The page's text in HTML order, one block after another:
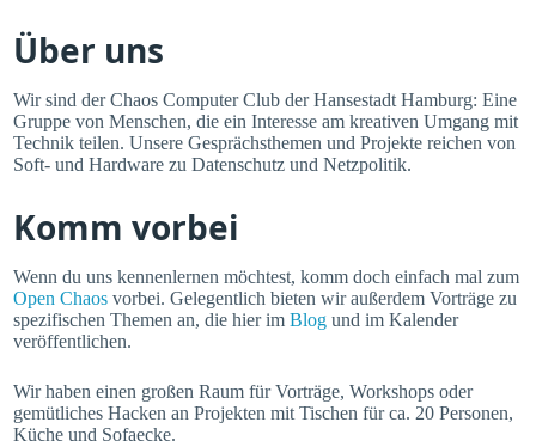
Über uns
Wir sind der Chaos Computer Club der Hansestadt Hamburg: Eine
Gruppe von Menschen, die ein Interesse am kreativen Umgang mit
Technik teilen. Unsere Gesprächsthemen und Projekte reichen von
Soft- und Hardware zu Datenschutz und Netzpolitik.
Komm vorbei
Wenn du uns kennenlernen möchtest, komm doch einfach mal zum
Open Chaos vorbei. Gelegentlich bieten wir außerdem Vorträge zu
spezifischen Themen an, die hier imBlog und im Kalender
veröffentlichen.
Wir haben einen großen Raum für Vorträge, Workshops oder
gemütliches Hacken an Projekten mit Tischen für ca. 20 Personen,
Küche und Sofaecke.